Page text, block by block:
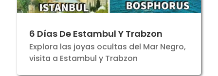
6 Días De Estambul Y Trabzon
Explora las joyas ocultas del Mar Negro,
visita a Estambul y Trabzon